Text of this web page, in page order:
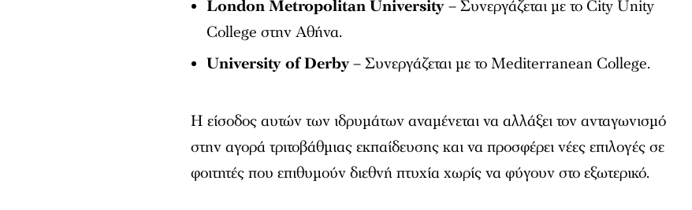
London Metropolitan University– Συνεργάζεται με το City Unity
College στην Αθήνα.
University of Derby– Συνεργάζεται με το Mediterranean College.
Η είσοδος αυτών των ιδρυμάτων αναμένεται να αλλάξει τον ανταγωνισμό
στην αγορά τριτοβάθμιας εκπαίδευσης και να προσφέρει νέες επιλογές σε
φοιτητές που επιθυμούν διεθνή πτυχία χωρίς να φύγουν στο εξωτερικό.